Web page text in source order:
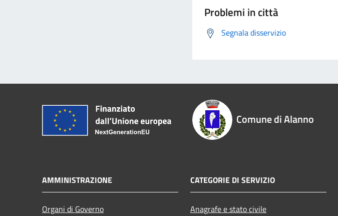
Problemi in città
Segnala disservizio
Comune di Alanno
AMMINISTRAZIONE
Organi di Governo
CATEGORIE DI SERVIZIO
Anagrafe e stato civile